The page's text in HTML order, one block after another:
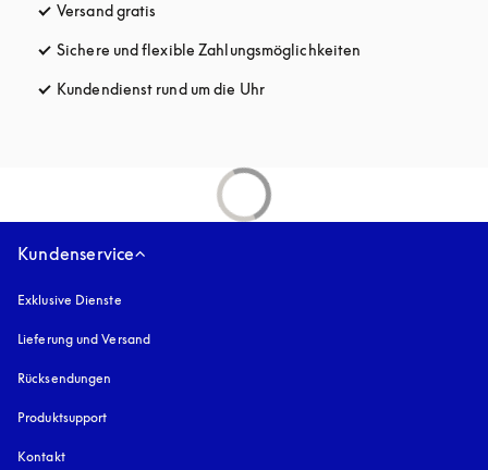
Versand gratis
Sichere und flexible Zahlungsmöglichkeiten
Kundendienst rund um die Uhröffnet sich in einem neuen Tab
Kundenservice
Exklusive Dienste
Lieferung und Versand
Rücksendungen
Produktsupport
Kontakt